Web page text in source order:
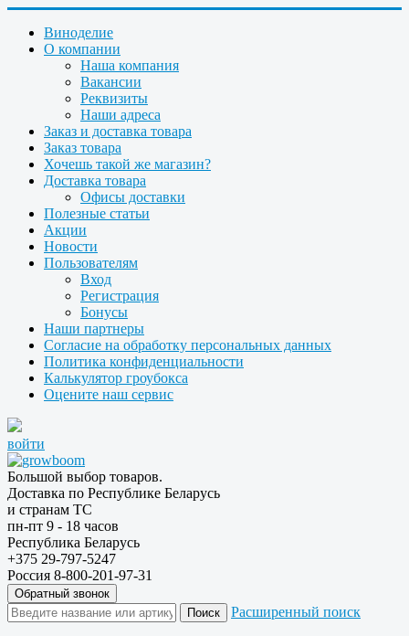
Виноделие
О компании
Наша компания
Вакансии
Реквизиты
Наши адреса
Заказ и доставка товара
Заказ товара
Хочешь такой же магазин?
Доставка товара
Офисы доставки
Полезные статьи
Акции
Новости
Пользователям
Вход
Регистрация
Бонусы
Наши партнеры
Согласие на обработку персональных данных
Политика конфиденциальности
Калькулятор гроубокса
Оцените наш сервис
войти
Большой выбор товаров.
Доставка по Республике Беларусь
и странам ТС
пн-пт 9 - 18 часов
Республика Беларусь
+375 29-797-5247
Россия 8-800-201-97-31
Обратный звонок
Расширенный поиск